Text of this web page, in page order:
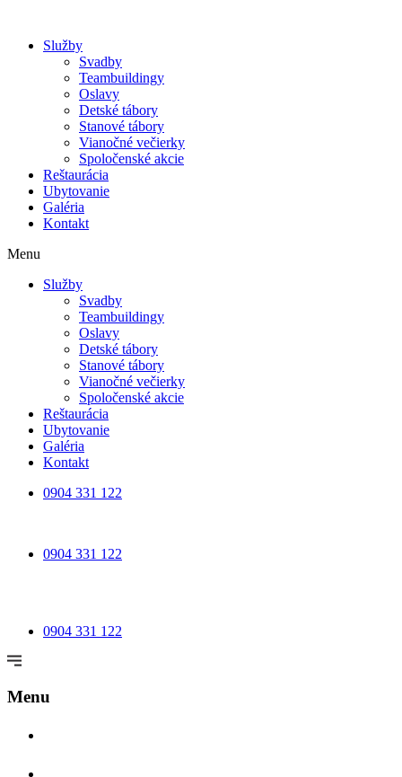
Služby
Svadby
Teambuildingy
Oslavy
Detské tábory
Stanové tábory
Vianočné večierky
Spoločenské akcie
Reštaurácia
Ubytovanie
Galéria
Kontakt
Menu
Služby
Svadby
Teambuildingy
Oslavy
Detské tábory
Stanové tábory
Vianočné večierky
Spoločenské akcie
Reštaurácia
Ubytovanie
Galéria
Kontakt
0904 331 122
0904 331 122
0904 331 122
Menu